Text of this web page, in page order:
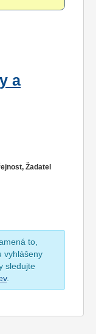
a
Žadatel
to,
vyhlášeny
sledujte
.